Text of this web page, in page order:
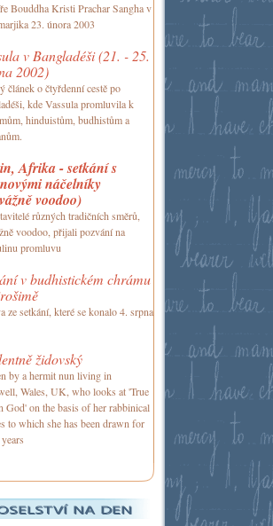
Bouddha Kristi Prachar Sangha v
23. února 2003
v Bangladéši (21. - 25.
2002)
článek o čtyřdenní cestě po
kde Vassula promluvila k
hinduistům, budhistům a
Afrika - setkání s
náčelníky
voodoo)
různých tradičních směrů,
voodoo, přijali pozvání na
promluvu
v budhistickém chrámu
ze setkání, které se konalo 4. srpna
židovský
by a hermit nun living in
Wales, UK, who looks at 'True
God' on the basis of her rabbinical
to which she has been drawn for